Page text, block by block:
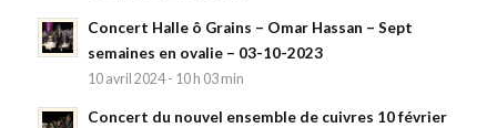
Concert Halle ô Grains – Omar Hassan – Sept
semaines en ovalie – 03-10-2023
10 avril 2024 - 10 h 03 min
Concert du nouvel ensemble de cuivres 10 février